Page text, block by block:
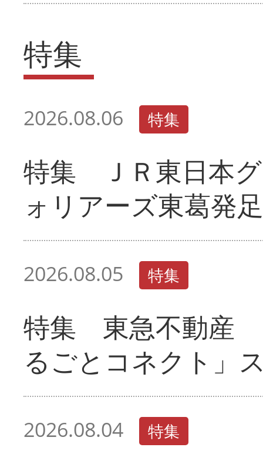
特集
2026.08.06 特集
特集 ＪＲ東日本
ォリアーズ東葛発足
2026.08.05 特集
特集 東急不動産
るごとコネクト」
2026.08.04 特集